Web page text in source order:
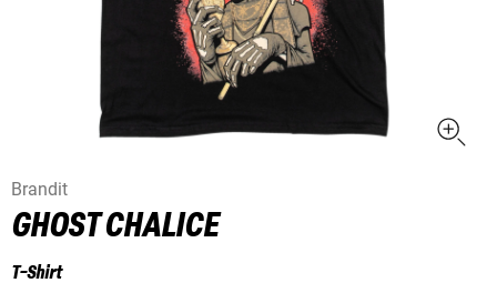
Brandit
GHOST CHALICE
T-Shirt